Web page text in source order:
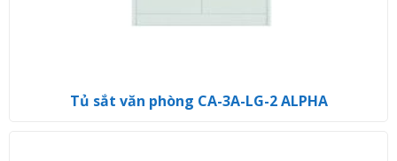
Tủ sắt văn phòng CA-3A-LG-2 ALPHA